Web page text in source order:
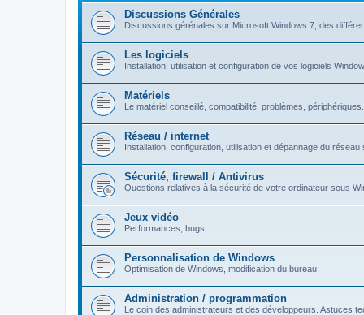
Discussions Générales
Discussions gérénales sur Microsoft Windows 7, des
Les logiciels
Installation, utilisation et configuration de vos logiciels
Matériels
Le matériel conseillé, compatibilité, problèmes, périphériques.
Réseau / internet
Installation, configuration, utilisation et dépannage du réseau
Sécurité, firewall / Antivirus
Questions relatives à la sécurité de votre ordinateur sous
Jeux vidéo
Performances, bugs, ...
Personnalisation de Windows
Optimisation de Windows, modification du bureau.
Administration / programmation
Le coin des administrateurs et des développeurs. Astuces